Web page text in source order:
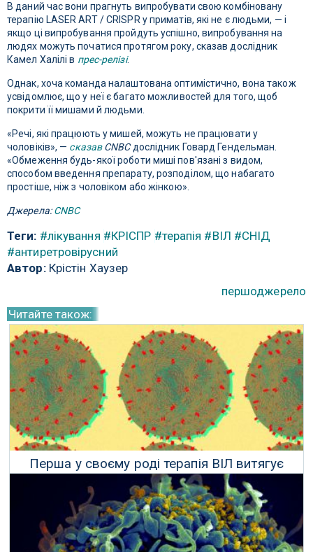
В даний час вони прагнуть випробувати свою комбіновану
терапію LASER ART / CRISPR у приматів, які не є людьми, — і
якщо ці випробування пройдуть успішно, випробування на
людях можуть початися протягом року, сказав дослідник
Камел Халілі в прес-релізі.
Однак, хоча команда налаштована оптимістично, вона також
усвідомлює, що у неї є багато можливостей для того, щоб
покрити її мишами й людьми.
«Речі, які працюють у мишей, можуть не працювати у
чоловіків», — сказав CNBCдослідник Говард Гендельман.
«Обмеження будь-якої роботи миші пов'язані з видом,
способом введення препарату, розподілом, що набагато
простіше, ніж з чоловіком або жінкою».
Джерела:CNBC
Теги: #лікування #КРІСПР #терапія #ВІЛ #СНІД
#антиретровірусний
Автор:Крістін Хаузер
першоджерело
Читайте також:
Перша у своєму роді терапія ВІЛ витягує
вірус, а потім вбиває його
07 Квітня 2019 р.